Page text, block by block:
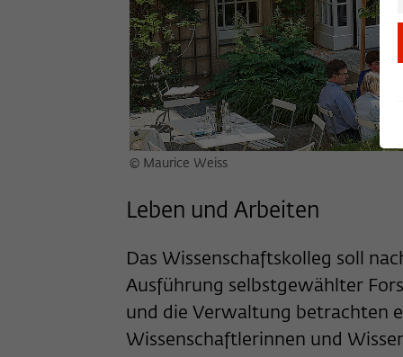
© Maurice Weiss
Leben und Arbeiten
Das Wissenschaftskolleg soll
Ausführung selbstgewählter
und die Verwaltung betrachten
Wissenschaftlerinnen und